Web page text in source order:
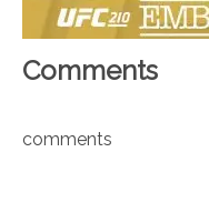
Comments
comments